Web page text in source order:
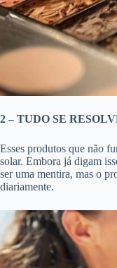
2 – TUDO SE
Esses produtos que não
solar. Embora já digam
ser uma mentira, mas o
diariamente.